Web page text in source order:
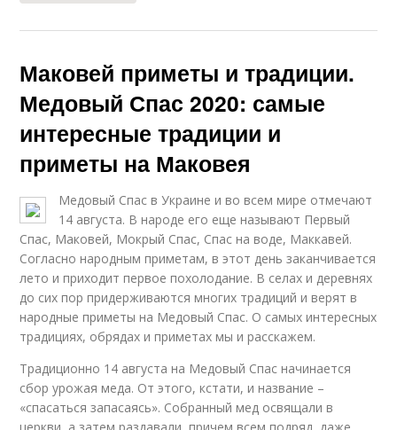
Маковей приметы и традиции.
Медовый Спас 2020: самые
интересные традиции и
приметы на Маковея
Медовый Спас в Украине и во всем мире отмечают
14 августа. В народе его еще называют Первый
Спас, Маковей, Мокрый Спас, Спас на воде, Маккавей.
Согласно народным приметам, в этот день заканчивается
лето и приходит первое похолодание. В селах и деревнях
до сих пор придерживаются многих традиций и верят в
народные приметы на Медовый Спас. О самых интересных
традициях, обрядах и приметах мы и расскажем.
Традиционно 14 августа на Медовый Спас начинается
сбор урожая меда. От этого, кстати, и название –
«спасаться запасаясь». Собранный мед освящали в